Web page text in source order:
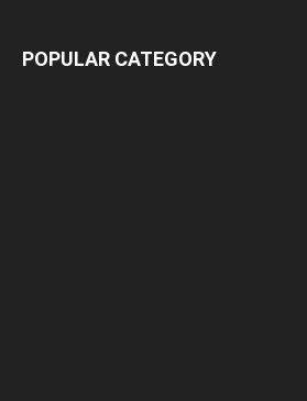
POPULAR CATEGORY